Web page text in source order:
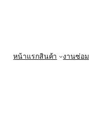
หน้าแรกสินค้า งานซ่อม